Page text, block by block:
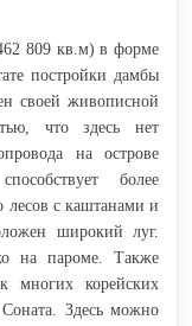
809 кв.м) в форме
постройки дамбы
своей живописной
что здесь нет
на острове
более
лесов с каштанами и
широкий луг.
на пароме. Также
многих корейских
Здесь можно